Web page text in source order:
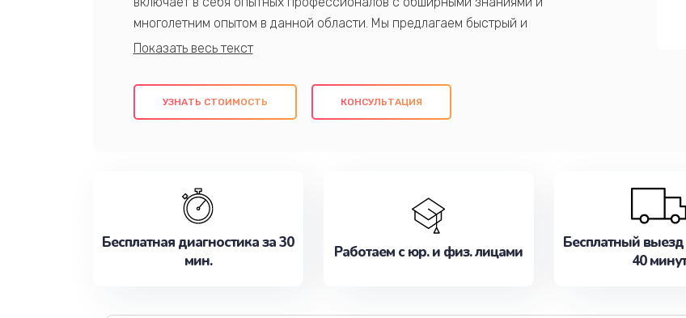
многолетним опытом в данной области. Мы предлагаем быстрый и
качественный ремонт с использованием оригинальных компонентов, а также
клиентам надежное и профессиональное обслуживание, удовлетворяя их
потребности наилучшим образом. Не медлите записаться на ремонт уже
УЗНАТЬ СТОИМОСТЬ КОНСУЛЬТАЦИЯ
Бесплатная диагностика за 30
мин.
Работаем с юр. и физ. лицами
Бесплатный выезд
40 минут